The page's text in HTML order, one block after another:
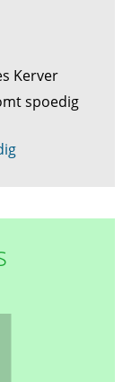
Kerver
spoedig